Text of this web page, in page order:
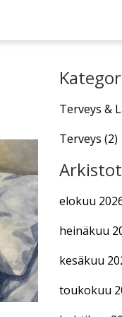
Terveys &
Terveys (2)
Arkistot
elokuu
heinäkuu
kesäkuu
toukokuu